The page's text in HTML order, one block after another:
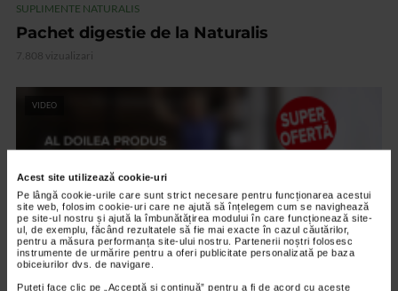
Acest site utilizează cookie-uri
Pe lângă cookie-urile care sunt strict necesare pentru funcționarea acestui
site web, folosim cookie-uri care ne ajută să înțelegem cum se navighează
pe site-ul nostru și ajută la îmbunătățirea modului în care funcționează site-
ul, de exemplu, făcând rezultatele să fie mai exacte în cazul căutărilor,
pentru a măsura performanța site-ului nostru. Partenerii noștri folosesc
instrumente de urmărire pentru a oferi publicitate personalizată pe baza
obiceiurilor dvs. de navigare.
Puteți face clic pe „Acceptă si continuă” pentru a fi de acord cu aceste
SUPLIMENTE NATURALIS
Pachet digestie de la Naturalis
7.808 vizualizari
VIDEO